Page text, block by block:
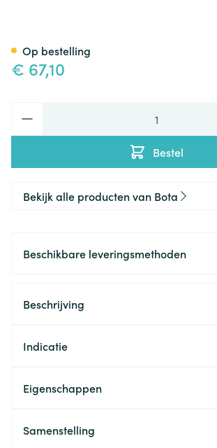
€ 67,10
Bestel
Op bestelling
Bekijk alle producten van Bota
Beschikbare leveringsmethoden
Beschrijving
Indicatie
Eigenschappen
Samenstelling